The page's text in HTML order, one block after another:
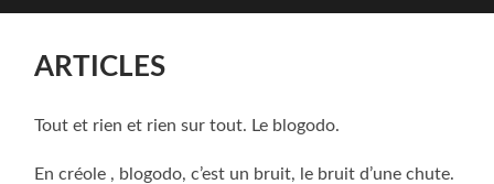
mobile
ARTICLES
Tout et rien et rien sur tout. Le blogodo.
En créole , blogodo, c’est un bruit, le bruit d’une chute.